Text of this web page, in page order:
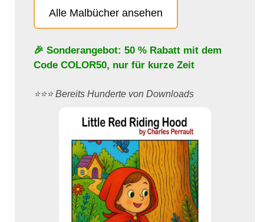
Alle Malbücher ansehen
🎉 Sonderangebot: 50 % Rabatt mit dem
Code COLOR50, nur für kurze Zeit
⭐️⭐️⭐️ Bereits Hunderte von Downloads